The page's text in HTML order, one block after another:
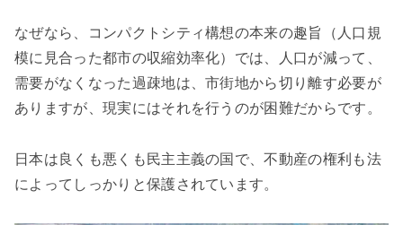
なぜなら、コンパクトシティ構想の本来の趣旨（人口規
模に見合った都市の収縮効率化）では、人口が減って、
需要がなくなった過疎地は、市街地から切り離す必要が
ありますが、現実にはそれを行うのが困難だからです。
日本は良くも悪くも民主主義の国で、不動産の権利も法
によってしっかりと保護されています。